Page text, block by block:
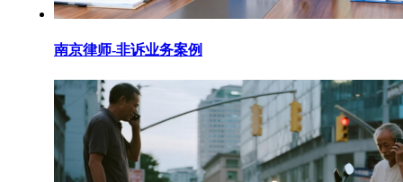
南京律师-非诉业务案例